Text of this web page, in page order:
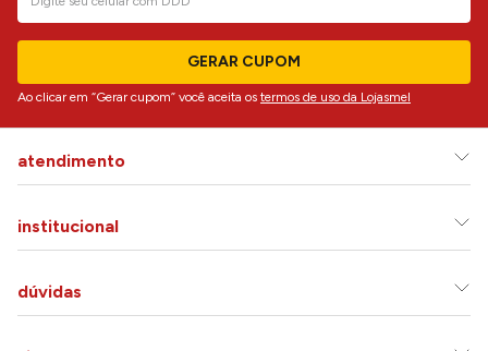
GERAR CUPOM
Ao clicar em “Gerar cupom” você aceita os termos de uso da Lojasmel
atendimento
institucional
dúvidas